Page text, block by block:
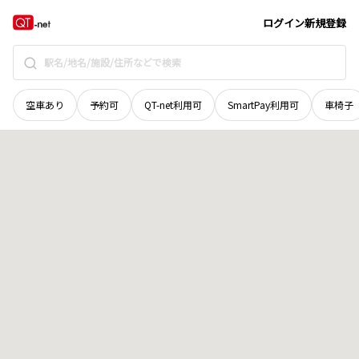
ログイン新規登録
空車あり 予約可 QT-net利用可 SmartPay利用可 車椅子
秋田県